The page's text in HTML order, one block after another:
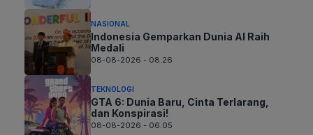
NASIONAL
Indonesia Gemparkan Dunia AI Raih
Medali
08-08-2026 - 08.26
TEKNOLOGI
GTA 6: Dunia Baru, Cinta Terlarang,
dan Konspirasi!
08-08-2026 - 06.05